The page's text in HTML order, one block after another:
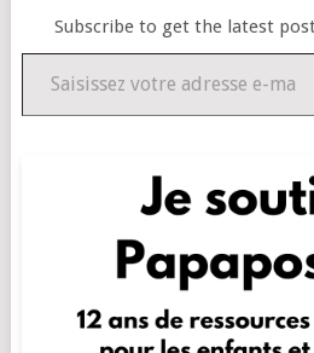
Subscribe to get the latest
Saisissez votre adresse e-mail…